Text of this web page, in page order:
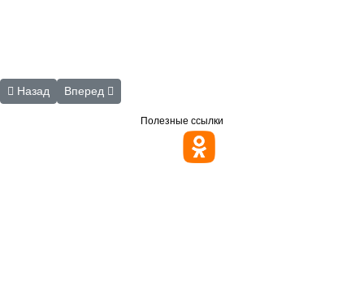
Предыдущий: Рекомендательные списки по темам:
Назад Следующий: Методические материалы. Автор М.П.
Вперед
Полезные ссылки